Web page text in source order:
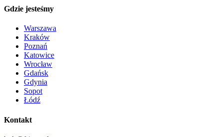
Gdzie jesteśmy
Warszawa
Kraków
Poznań
Katowice
Wrocław
Gdańsk
Gdynia
Sopot
Łódź
Kontakt